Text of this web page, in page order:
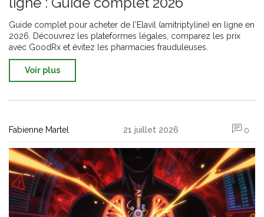
Guide complet pour acheter de l'Elavil (amitriptyline) en ligne en
2026. Découvrez les plateformes légales, comparez les prix
avec GoodRx et évitez les pharmacies frauduleuses.
Voir plus
Fabienne Martel 21 juillet 2026 0